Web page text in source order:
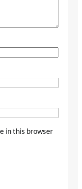
in this browser